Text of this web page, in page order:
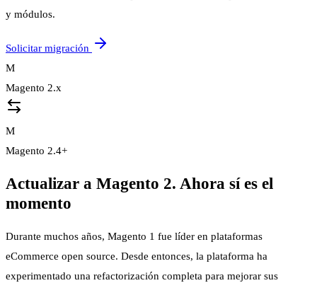
y módulos.
Solicitar migración
M
Magento 2.x
M
Magento 2.4+
Actualizar a Magento 2. Ahora sí es el
momento
Durante muchos años, Magento 1 fue líder en plataformas
eCommerce open source. Desde entonces, la plataforma ha
experimentado una refactorización completa para mejorar sus